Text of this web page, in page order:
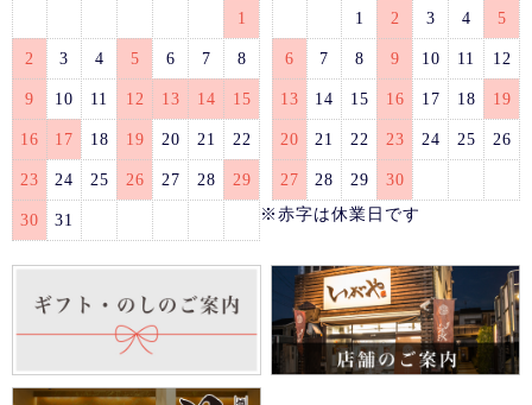
1
2 3 4 5 6 7 8
9 10 11 12 13 14 15
16 17 18 19 20 21 22
23 24 25 26 27 28 29
30 31
1 2 3 4 5
6 7 8 9 10 11 12
13 14 15 16 17 18 19
20 21 22 23 24 25 26
27 28 29
30
※赤字は休業日です